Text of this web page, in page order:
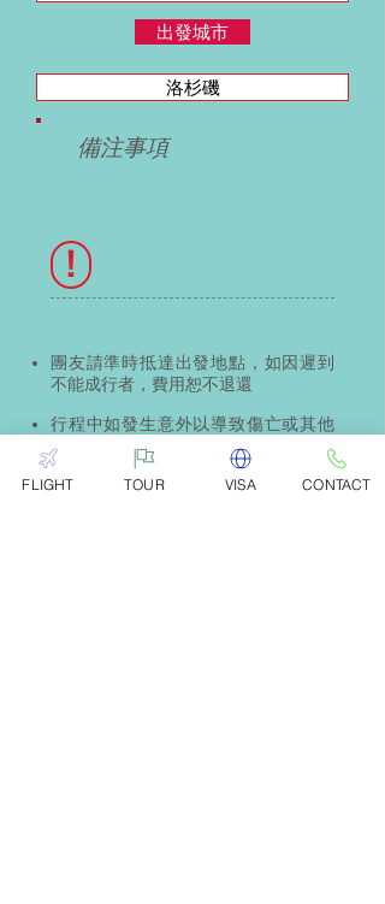
出發城市
洛杉磯
備注事項
!
團友請準時抵達出發地點，如因遲到
不能成行者，費用恕不退還
行程中如發生意外以導致傷亡或其他
損失，當根據航空公司、酒店、巴士
等營運機構所規定之條例作爲解決依
據，與本公司無關
FLIGHT TOUR VISA CONTACT